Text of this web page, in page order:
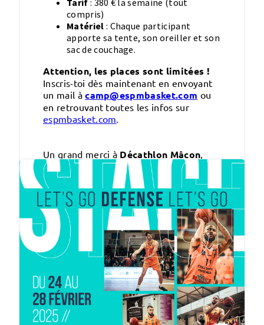
Tarif : 380 € la semaine (tout
compris)
Matériel : Chaque participant
apporte sa tente, son oreiller et son
sac de couchage.
Attention, les places sont limitées !
Inscris-toi dès maintenant en envoyant
un mail àcamp@espmbasket.com ou
en retrouvant toutes les infos sur
espmbasket.com.
Un grand merci à Décathlon Mâcon,
partenaire du camp, pour leur soutien !